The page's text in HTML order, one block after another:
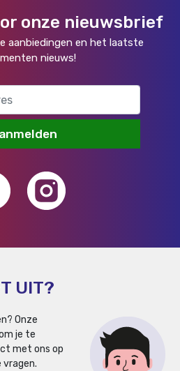
onze nieuwsbrief
aanbiedingen en het laatste
nieuws!
UIT?
Onze
je te
met ons op
vragen.